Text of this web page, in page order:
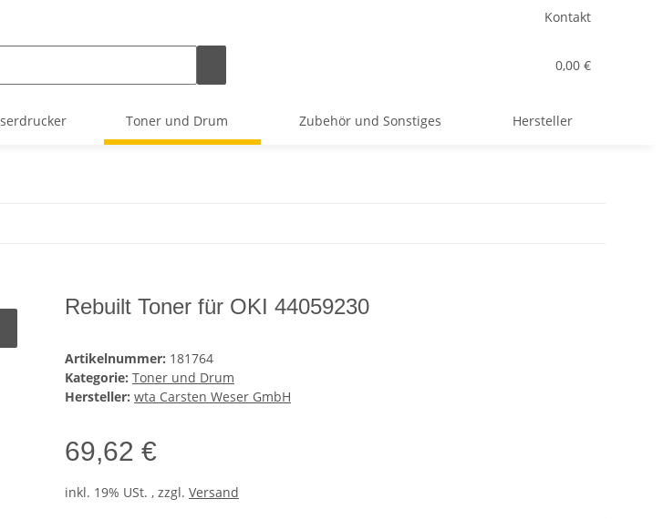
Kontakt
0,00 €
Toner und Drum Zubehör und Sonstiges Hersteller
Rebuilt Toner für OKI 44059230
Artikelnummer: 181764
Kategorie: Toner und Drum
Hersteller: wta Carsten Weser GmbH
69,62 €
inkl. 19% USt. , zzgl. Versand